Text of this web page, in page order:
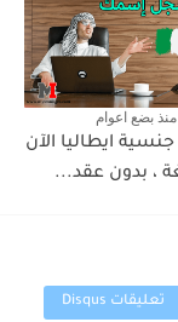
منذ بضع اعوام
ايطاليا الآن
، بدون عقد...
تعليقات Disqus